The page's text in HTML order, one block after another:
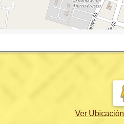
Ver Ubicación